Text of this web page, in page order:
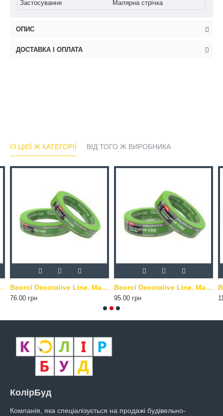
Застосування
Малярна стрічка
ОПИС
ДОСТАВКА І ОПЛАТА
ІЗ ЦІЄЇ Ж КАТЕГОРІЇ ВІД ТОГО Ж ВИРОБНИКА
Жовта. 48 мм х 33 м Beorol Decorative Line. Маскуюча стрічка. Зелена. 18 мм х 33 м
76.00 грн
Beorol Decorative Line. Маскуюча стрічка. Зелена. 24 мм х 33 м
95.00 грн
КолірБуд
Компанія, яка спеціалізується на продажі будівельно-